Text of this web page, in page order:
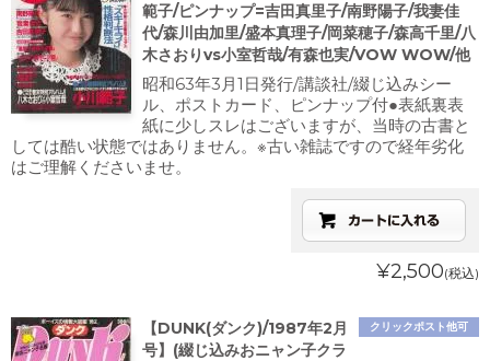
範子/ピンナップ=吉田真里子/南野陽子/我妻佳
代/森川由加里/盛本真理子/岡菜穂子/森高千里/八
木さおりvs小室哲哉/有森也実/VOW WOW/他
昭和63年3月1日発行/講談社/綴じ込みシー
ル、ポストカード、ピンナップ付●表紙裏表
紙に少しスレはございますが、当時の古書と
しては酷い状態ではありません。※古い雑誌ですので経年劣化
はご理解くださいませ。
¥2,500(税込)
クリックポスト他可
【DUNK(ダンク)/1987年2月
号】(綴じ込みおニャン子クラ